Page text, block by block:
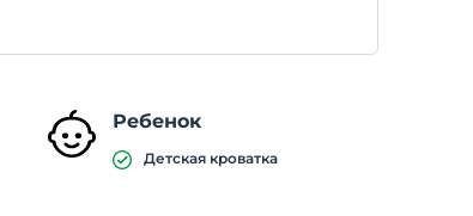
Ребенок
Детская кроватка